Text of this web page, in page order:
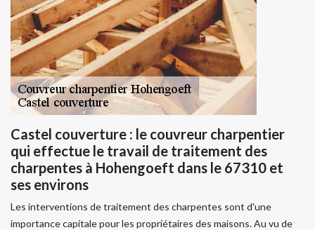
Castel couverture : le couvreur charpentier
qui effectue le travail de traitement des
charpentes à Hohengoeft dans le 67310 et
ses environs
Les interventions de traitement des charpentes sont d'une
importance capitale pour les propriétaires des maisons. Au vu de